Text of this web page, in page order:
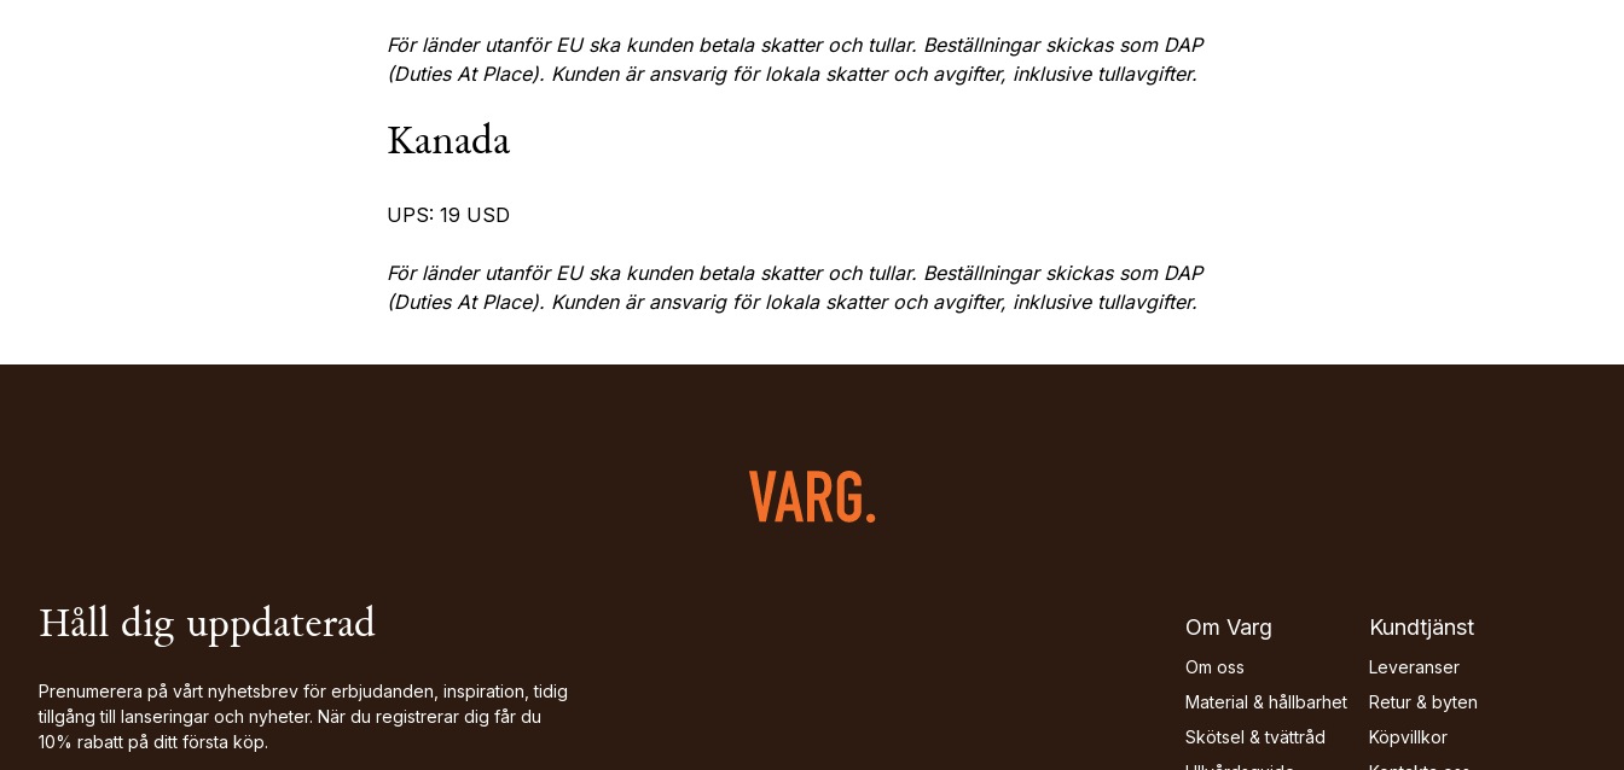
För länder utanför EU ska kunden betala skatter och tullar. Beställningar skickas som DAP
(Duties At Place). Kunden är ansvarig för lokala skatter och avgifter, inklusive tullavgifter.
Kanada
UPS: 19 USD
För länder utanför EU ska kunden betala skatter och tullar. Beställningar skickas som DAP
(Duties At Place). Kunden är ansvarig för lokala skatter och avgifter, inklusive tullavgifter.
Håll dig uppdaterad
Prenumerera på vårt nyhetsbrev för erbjudanden, inspiration, tidig
tillgång till lanseringar och nyheter. När du registrerar dig får du
10% rabatt på ditt första köp.
Om Varg
Om oss
Material & hållbarhet
Skötsel & tvättråd
Kundtjänst
Leveranser
Retur & byten
Köpvillkor